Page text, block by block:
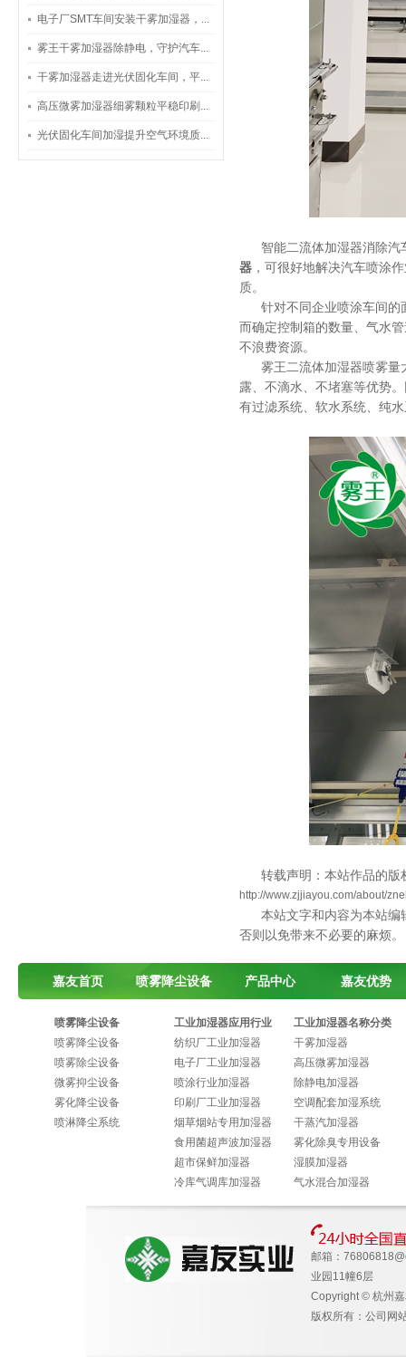
电子厂SMT车间安装干雾加湿器，...
雾王干雾加湿器除静电，守护汽车...
干雾加湿器走进光伏固化车间，平...
高压微雾加湿器细雾颗粒平稳印刷...
光伏固化车间加湿提升空气环境质...
智能二流体加湿器消除
器 ，可很好地解决汽车喷涂
质。
针对不同企业喷涂车间
而确定控制箱的数量、气水
不浪费资源。
雾王二流体加湿器喷雾
露、不滴水、不堵塞等优势
有过滤系统、软水系统、纯
转载声明：本站作品的
http://www.zjjiayou.com/about/
本站文字和内容为本站
否则以免带来不必要的麻烦。
嘉友首页 喷雾降尘设备 产品中心 嘉友优势
喷雾降尘设备
喷雾降尘设备
喷雾除尘设备
微雾抑尘设备
雾化降尘设备
喷淋降尘系统
工业加湿器应用行业
纺织厂工业加湿器
电子厂工业加湿器
喷涂行业加湿器
印刷厂工业加湿器
烟草烟站专用加湿器
食用菌超声波加湿器
超市保鲜加湿器
冷库气调库加湿器
工业加湿器名称分类
干雾加湿器
高压微雾加湿器
除静电加湿器
空调配套加湿系统
干蒸汽加湿器
雾化除臭专用设备
湿膜加湿器
气水混合加湿器
邮箱：
业园11幢6层
Copyright © 杭州
版权所有：公司网